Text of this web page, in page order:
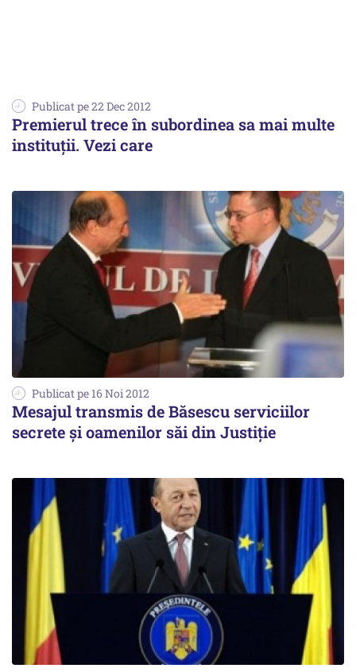
Publicat pe 22 Dec 2012
Premierul trece în subordinea sa mai multe
instituții. Vezi care
Publicat pe 16 Noi 2012
Mesajul transmis de Băsescu serviciilor
secrete și oamenilor săi din Justiție